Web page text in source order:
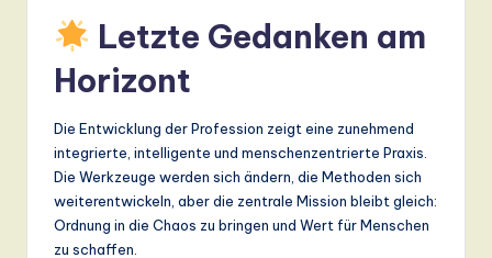
Letzte Gedanken am
Horizont
Die Entwicklung der Profession zeigt eine zunehmend
integrierte, intelligente und menschenzentrierte Praxis.
Die Werkzeuge werden sich ändern, die Methoden sich
weiterentwickeln, aber die zentrale Mission bleibt gleich:
Ordnung in die Chaos zu bringen und Wert für Menschen
zu schaffen.